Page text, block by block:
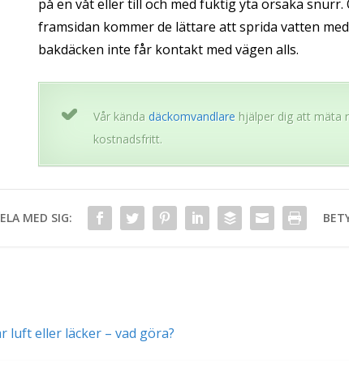
på en våt eller till och med fuktig yta orsaka snurr.
framsidan kommer de lättare att sprida vatten
bakdäcken inte får kontakt med vägen alls.
Vår kända däckomvandlarehjälper dig att mäta
kostnadsfritt.
MED SIG:
luft eller läcker – vad göra?